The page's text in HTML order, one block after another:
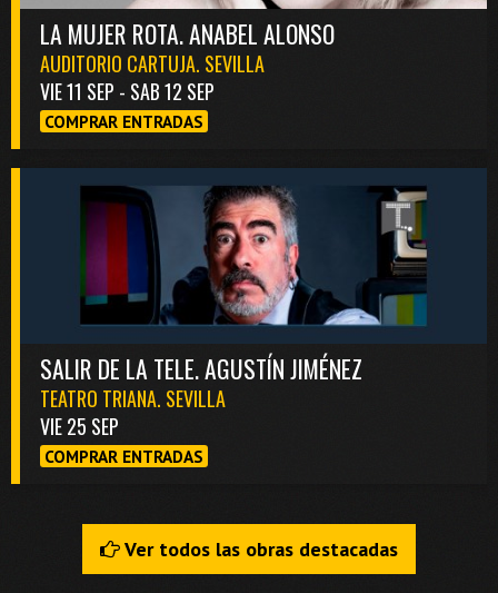
LA MUJER ROTA. ANABEL ALONSO
AUDITORIO CARTUJA. SEVILLA
VIE 11 SEP - SAB 12 SEP
COMPRAR ENTRADAS
SALIR DE LA TELE. AGUSTÍN JIMÉNEZ
TEATRO TRIANA. SEVILLA
VIE 25 SEP
COMPRAR ENTRADAS
Ver todos las obras destacadas